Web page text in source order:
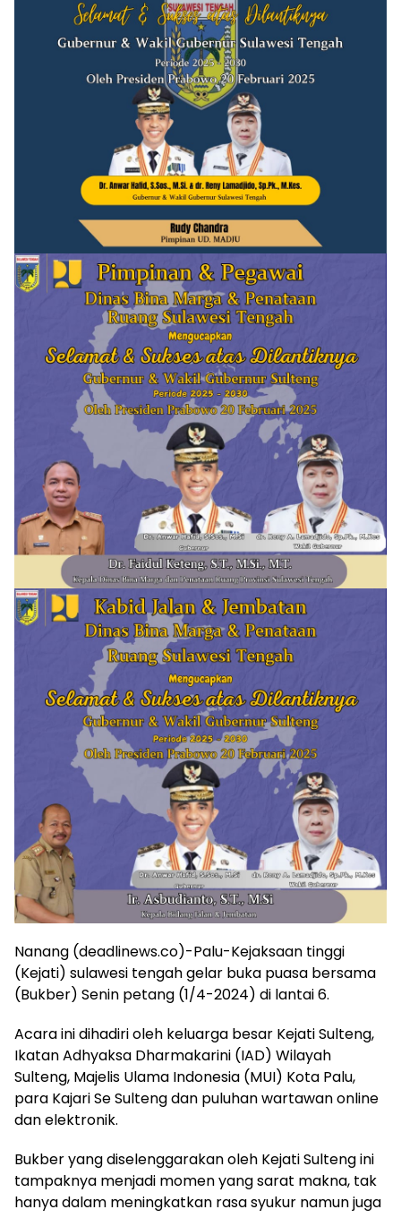
Nanang (deadlinews.co)-Palu-Kejaksaan tinggi
(Kejati) sulawesi tengah gelar buka puasa bersama
(Bukber) Senin petang (1/4-2024) di lantai 6.
Acara ini dihadiri oleh keluarga besar Kejati Sulteng,
Ikatan Adhyaksa Dharmakarini (IAD) Wilayah
Sulteng, Majelis Ulama Indonesia (MUI) Kota Palu,
para Kajari Se Sulteng dan puluhan wartawan online
dan elektronik.
Bukber yang diselenggarakan oleh Kejati Sulteng ini
tampaknya menjadi momen yang sarat makna, tak
hanya dalam meningkatkan rasa syukur namun juga